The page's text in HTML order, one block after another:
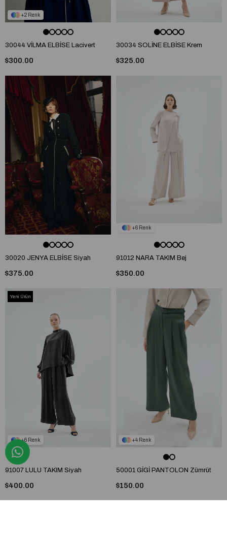
2
30044 VİLMA ELBİSE Lacivert
$300.00
30034 SOLİNE ELBİSE Krem
$325.00
30020 JENYA ELBİSE Siyah
$375.00
6
91012 NARA TAKIM Bej
$350.00
6
91007 LULU TAKIM Siyah
$400.00
Yeni Ürün
4
50001 GİGİ PANTOLON Zümrüt
$150.00